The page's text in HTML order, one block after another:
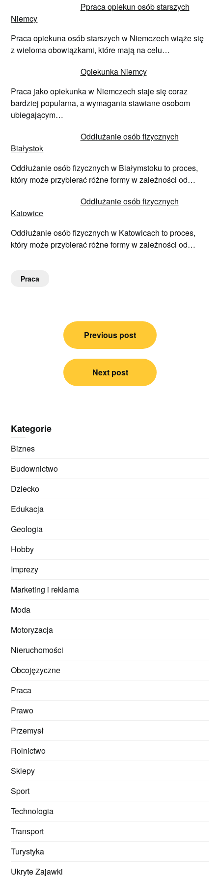
Ppraca opiekun osób starszych
Niemcy
Praca opiekuna osób starszych w Niemczech wiąże się
z wieloma obowiązkami, które mają na celu…
Opiekunka Niemcy
Praca jako opiekunka w Niemczech staje się coraz
bardziej popularna, a wymagania stawiane osobom
ubiegającym…
Oddłużanie osób fizycznych
Białystok
Oddłużanie osób fizycznych w Białymstoku to proces,
który może przybierać różne formy w zależności od…
Oddłużanie osób fizycznych
Katowice
Oddłużanie osób fizycznych w Katowicach to proces,
który może przybierać różne formy w zależności od…
Praca
Nawigacja
Previous post
Next post
Kategorie
Biznes
Budownictwo
Dziecko
Edukacja
Geologia
Hobby
Imprezy
Marketing i reklama
Moda
Motoryzacja
Nieruchomości
Obcojęzyczne
Praca
Prawo
Przemysł
Rolnictwo
Sklepy
Sport
Technologia
Transport
Turystyka
Ukryte Zajawki